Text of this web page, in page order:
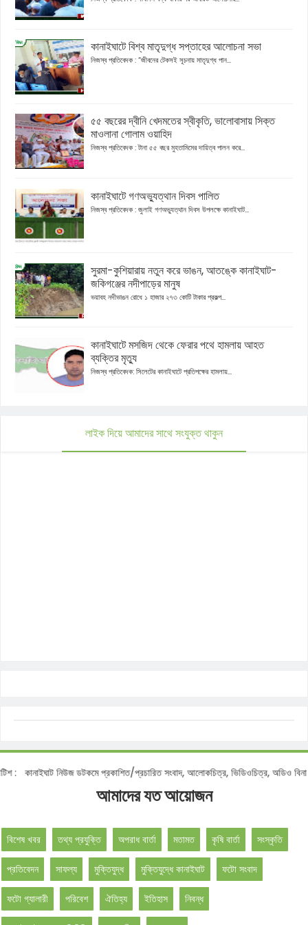
কানাইঘাটে বিশ্ব মাতৃদুগ্ধ সপ্তাহের আলোচনা সভা
নিজস্ব প্রতিবেদক : “জীবনের টেকসই সূচনায় মাতৃদুগ্ধ পান...
৫৫ বছরের দ্বীনি খেদমতের স্বীকৃতি, ভালোবাসায় সিক্ত
মাওলানা গোলাম ওয়াহিদ
নিজস্ব প্রতিবেদক : টানা ৫৫ বছর মুহতামিমের দায়িত্ব পালন করে...
কানাইঘাটে গণঅভ্যুত্থান দিবস পালিত
নিজস্ব প্রতিবেদক : জুলাই গণঅভ্যুত্থান দিবস উপলক্ষে কানাইঘাট...
সুরমা-কুশিয়ারায় নতুন করে ভাঙন, আতঙ্কে কানাইঘাট-
জকিগঞ্জের নদীপাড়ের মানুষ
ভয়াবহ নদীভাঙন রোধে ১ হাজার ২৭৩ কোটি টাকার প্রকল্প...
কানাইঘাটে মসজিদ থেকে ফেরার পথে হামলায় আহত
ব্যক্তির মৃত্যু
নিজস্ব প্রতিবেদক: সিলেটের কানাইঘাটে প্রতিপক্ষের হামলায়...
লাইক দিয়ে আমাদের সাথে সংযুক্ত থাকুন
নিউজ ডটকমে প্রকাশিত/প্রচারিত সংবাদ, আলোকচিত্র, ভিডিওচিত্র, অডিও বিনা
আমাদের যত আয়োজন
বিশেষ খবর তথ্য প্রযুক্তি অপরাধ বার্তা মতামত কৃষি বার্তা সংস্কৃতি
প্রতিবেদন সাফল্য মুক্তিযুদ্ধ মুক্তিযুদ্ধে কানাইঘাট ফটো সংবাদ
ফটো গ্যালারী পরিবেশ ঐতিহ্য ইতিহাস নিবন্ধ